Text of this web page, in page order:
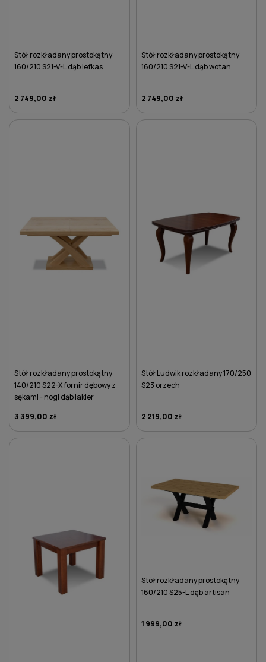
Stół rozkładany prostokątny
160/210 S21-V-L dąb lefkas
2 749,00 zł
Stół rozkładany prostokątny
160/210 S21-V-L dąb wotan
2 749,00 zł
Stół rozkładany prostokątny
140/210 S22-X fornir dębowy z
sękami - nogi dąb lakier
3 399,00 zł
Stół Ludwik rozkładany 170/250
S23 orzech
2 219,00 zł
Stół rozkładany prostokątny
160/210 S25-L dąb artisan
1 999,00 zł